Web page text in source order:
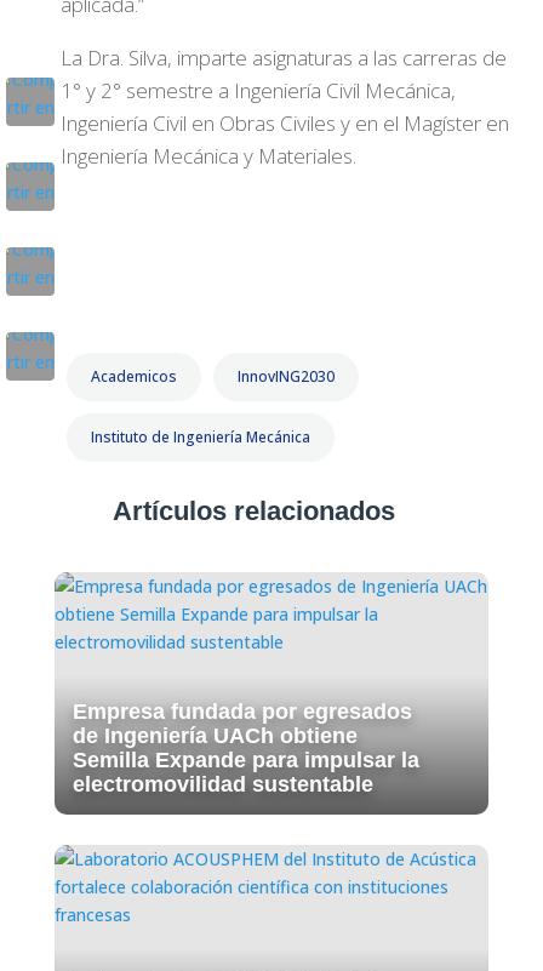
La Dra. Silva, imparte asignaturas a las carreras de
1° y 2° semestre a Ingeniería Civil Mecánica,
Ingeniería Civil en Obras Civiles y en el Magíster en
Ingeniería Mecánica y Materiales.
Academicos InnovING2030
Instituto de Ingeniería Mecánica
Artículos relacionados
Empresa fundada por egresados
de Ingeniería UACh obtiene
Semilla Expande para impulsar la
electromovilidad sustentable